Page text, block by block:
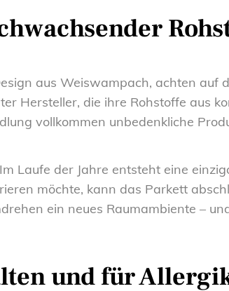
aus Weiswampach, achten auf
Hersteller, die ihre Rohstoffe aus
vollkommen unbedenkliche
Laufe der Jahre entsteht eine
möchte, kann das Parkett
ein neues Raumambiente –
und für